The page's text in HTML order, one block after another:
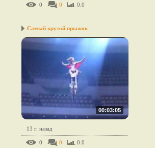
0 0 0.0
Самый крутой прыжок
00:03:05
13 г. назад
0 0 0.0